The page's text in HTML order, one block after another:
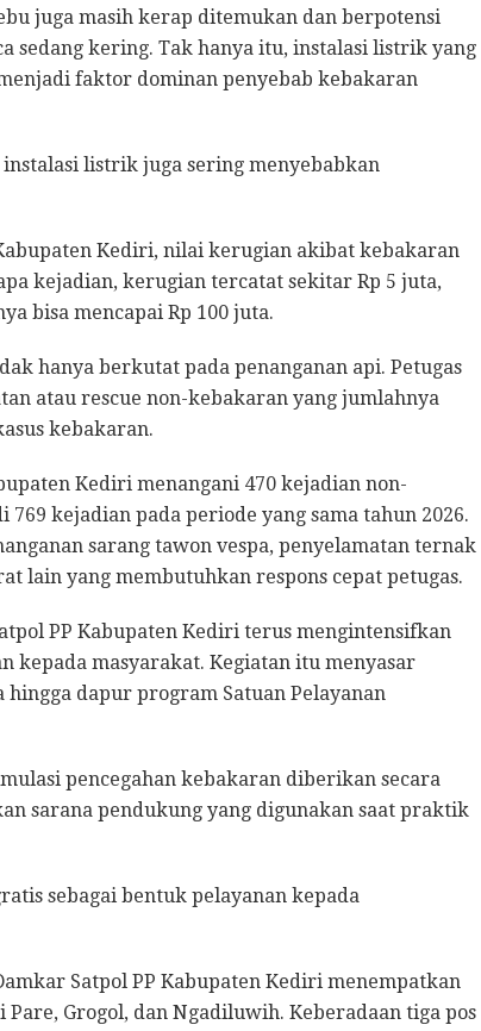
juga masih kerap ditemukan dan berpotensi
sedang kering. Tak hanya itu, instalasi listrik yang
faktor dominan penyebab kebakaran
listrik juga sering menyebabkan
Kediri, nilai kerugian akibat kebakaran
kejadian, kerugian tercatat sekitar Rp 5 juta,
bisa mencapai Rp 100 juta.
hanya berkutat pada penanganan api. Petugas
atau rescue non-kebakaran yang jumlahnya
kebakaran.
Kediri menangani 470 kejadian non-
kejadian pada periode yang sama tahun 2026.
sarang tawon vespa, penyelamatan ternak
lain yang membutuhkan respons cepat petugas.
PP Kabupaten Kediri terus mengintensifkan
kepada masyarakat. Kegiatan itu menyasar
dapur program Satuan Pelayanan
pencegahan kebakaran diberikan secara
sarana pendukung yang digunakan saat praktik
sebagai bentuk pelayanan kepada
Satpol PP Kabupaten Kediri menempatkan
Grogol, dan Ngadiluwih. Keberadaan tiga pos